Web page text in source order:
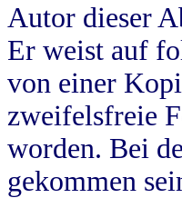
Autor dieser
Er weist auf
von einer
zweifelsfreie
worden. Bei
gekommen